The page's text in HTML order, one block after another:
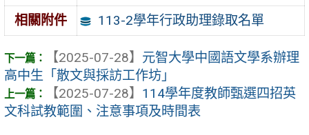
相關附件 113-2學年行政助理錄取名單
【2025-07-28】 元智大學中國語文學系辦理
高中生「散文與採訪工作坊」
【2025-07-28】 114學年度教師甄選四招英
文科試教範圍、注意事項及時間表